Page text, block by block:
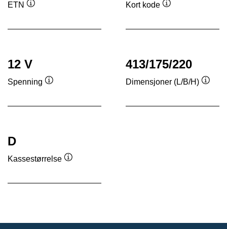
ETN
Kort kode
12 V
Spenning
413/175/220
Dimensjoner (L/B/H)
D
Kassestørrelse